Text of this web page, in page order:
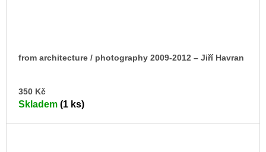
from architecture / photography 2009-2012 – Jiří Havran
350 Kč
Skladem (1 ks)